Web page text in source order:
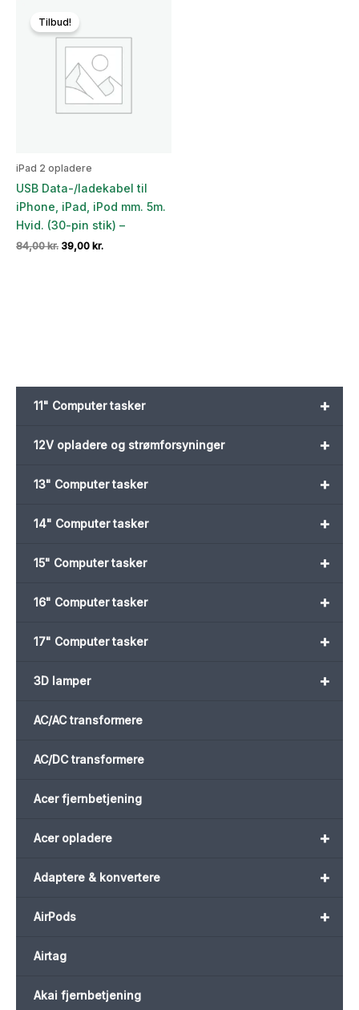
+
11" Computer tasker
+
12V opladere og strømforsyninger
+
13" Computer tasker
+
14" Computer tasker
+
15" Computer tasker
+
16" Computer tasker
+
17" Computer tasker
+
3D lamper
AC/AC transformere
AC/DC transformere
Acer fjernbetjening
+
Acer opladere
+
Adaptere & konvertere
+
AirPods
Airtag
Akai fjernbetjening
Tilbud!
iPad 2 opladere
USB Data-/ladekabel til
iPhone, iPad, iPod mm. 5m.
Hvid. (30-pin stik) –
84,00kr. Den
39,00 kr.